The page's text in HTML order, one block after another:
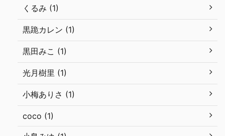
くるみ (1)
黒跪カレン (1)
黒田みこ (1)
光月樹里 (1)
小梅ありさ (1)
coco (1)